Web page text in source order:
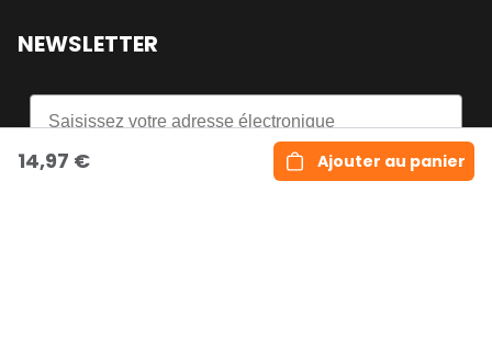
NEWSLETTER
Email
14,97 € Ajouter au panier